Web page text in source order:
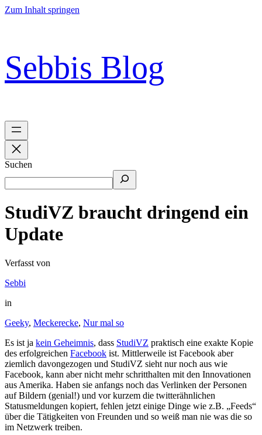
Zum Inhalt springen
Sebbis Blog
Suchen
StudiVZ braucht dringend ein
Update
Verfasst von
Sebbi
in
Geeky, Meckerecke, Nur mal so
Es ist ja kein Geheimnis, dass StudiVZ praktisch eine exakte Kopie
des erfolgreichen Facebook ist. Mittlerweile ist Facebook aber
ziemlich davongezogen und StudiVZ sieht nur noch aus wie
Facebook, kann aber nicht mehr schritthalten mit den Innovationen
aus Amerika. Haben sie anfangs noch das Verlinken der Personen
auf Bildern (genial!) und vor kurzem die twitterähnlichen
Statusmeldungen kopiert, fehlen jetzt einige Dinge wie z.B. „Feeds“
über die Tätigkeiten von Freunden und so weiß man nie was die so
im Netzwerk treiben.